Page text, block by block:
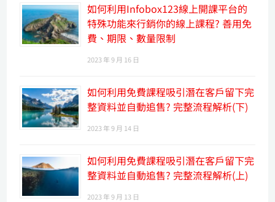
如何利用Infobox123線上開課平台的
特殊功能來行銷你的線上課程? 善用免
費、期限、數量限制
2023 年 9 月 16 日
如何利用免費課程吸引潛在客戶留下完
整資料並自動追售? 完整流程解析(下)
2023 年 9 月 14 日
如何利用免費課程吸引潛在客戶留下完
整資料並自動追售? 完整流程解析(上)
2023 年 9 月 13 日